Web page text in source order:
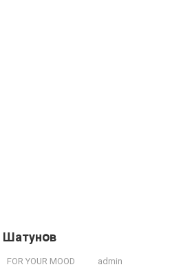
Шатунօв
FOR YOUR MOOD admin